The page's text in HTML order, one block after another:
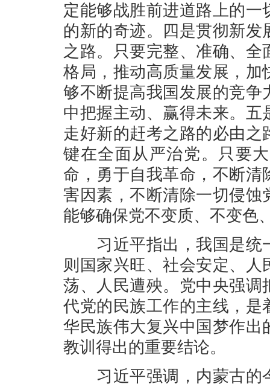
定能够战胜前进道路上的
的新的奇迹。四是贯彻新
之路。只要完整、准确、
格局，推动高质量发展，
够不断提高我国发展的竞
中把握主动、赢得未来。
走好新的赶考之路的必由
键在全面从严治党。只要
命，勇于自我革命，不断
害因素，不断清除一切侵
能够确保党不变质、不变色
习近平指出，我国是统
则国家兴旺、社会安定、
荡、人民遭殃。党中央强
代党的民族工作的主线，
华民族伟大复兴中国梦作
教训得出的重要结论。
习近平强调，内蒙古的